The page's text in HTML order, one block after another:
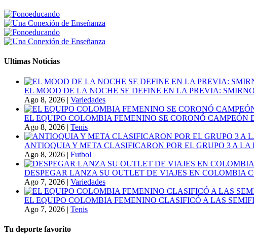
Ultimas Noticias
EL MOOD DE LA NOCHE SE DEFINE EN LA PREVIA:
Ago 8, 2026 | Variedades
EL EQUIPO COLOMBIA FEMENINO SE CORONÓ CAMPEÓN
Ago 8, 2026 | Tenis
ANTIOQUIA Y META CLASIFICARON POR EL GRUPO 3 A
Ago 8, 2026 | Futbol
DESPEGAR LANZA SU OUTLET DE VIAJES EN COLOMBIA
Ago 7, 2026 | Variedades
EL EQUIPO COLOMBIA FEMENINO CLASIFICÓ A LAS
Ago 7, 2026 | Tenis
Tu deporte favorito